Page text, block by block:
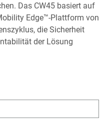
Das CW45 basiert auf
Edge™-Plattform von
die Sicherheit
der Lösung